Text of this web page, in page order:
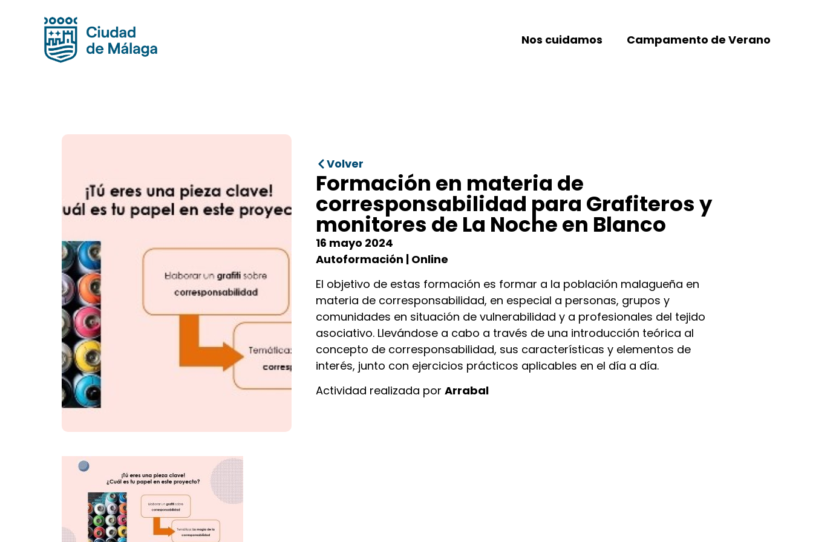
Nos cuidamos Campamento de Verano
Volver
Formación en materia de
corresponsabilidad para Grafiteros y
monitores de La Noche en Blanco
16 mayo 2024
Autoformación | Online
El objetivo de estas formación es formar a la población malagueña en
materia de corresponsabilidad, en especial a personas, grupos y
comunidades en situación de vulnerabilidad y a profesionales del tejido
asociativo. Llevándose a cabo a través de una introducción teórica al
concepto de corresponsabilidad, sus características y elementos de
interés, junto con ejercicios prácticos aplicables en el día a día.
Actividad realizada por Arrabal